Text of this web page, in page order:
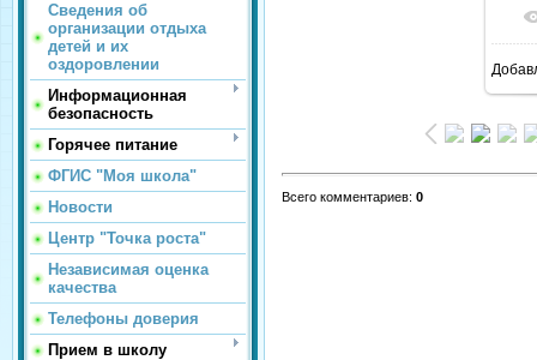
Сведения об
организации отдыха
детей и их
оздоровлении
Информационная
безопасность
Горячее питание
ФГИС "Моя школа"
Новости
Центр "Точка роста"
Независимая оценка
качества
Телефоны доверия
Прием в школу
Всего комментариев: 0